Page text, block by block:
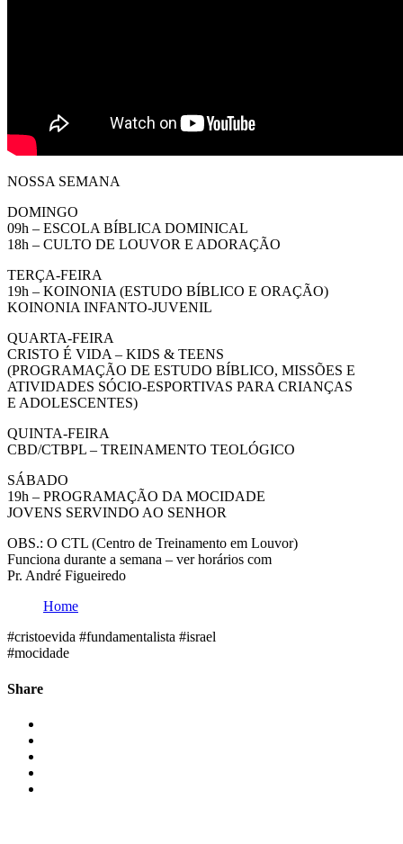
NOSSA SEMANA
DOMINGO
09h – ESCOLA BÍBLICA DOMINICAL
18h – CULTO DE LOUVOR E ADORAÇÃO
TERÇA-FEIRA
19h – KOINONIA (ESTUDO BÍBLICO E ORAÇÃO)
KOINONIA INFANTO-JUVENIL
QUARTA-FEIRA
CRISTO É VIDA – KIDS & TEENS
(PROGRAMAÇÃO DE ESTUDO BÍBLICO, MISSÕES E
ATIVIDADES SÓCIO-ESPORTIVAS PARA CRIANÇAS
E ADOLESCENTES)
QUINTA-FEIRA
CBD/CTBPL – TREINAMENTO TEOLÓGICO
SÁBADO
19h – PROGRAMAÇÃO DA MOCIDADE
JOVENS SERVINDO AO SENHOR
OBS.: O CTL (Centro de Treinamento em Louvor)
Funciona durante a semana – ver horários com
Pr. André Figueiredo
Home
#cristoevida #fundamentalista #israel
#mocidade
Share